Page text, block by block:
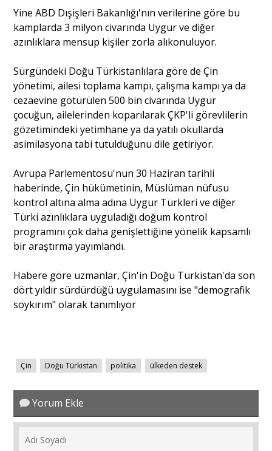
Yine ABD Dışişleri Bakanlığı'nın verilerine göre bu
kamplarda 3 milyon civarında Uygur ve diğer
azınlıklara mensup kişiler zorla alıkonuluyor.
Sürgündeki Doğu Türkistanlılara göre de Çin
yönetimi, ailesi toplama kampı, çalışma kampı ya da
cezaevine götürülen 500 bin civarında Uygur
çocuğun, ailelerinden koparılarak ÇKP'li görevlilerin
gözetimindeki yetimhane ya da yatılı okullarda
asimilasyona tabi tutulduğunu dile getiriyor.
Avrupa Parlementosu'nun 30 Haziran tarihli
haberinde, Çin hükümetinin, Müslüman nüfusu
kontrol altına alma adına Uygur Türkleri ve diğer
Türki azınlıklara uyguladığı doğum kontrol
programını çok daha genişlettiğine yönelik kapsamlı
bir araştırma yayımlandı.
Habere göre uzmanlar, Çin'in Doğu Türkistan'da son
dört yıldır sürdürdüğü uygulamasını ise "demografik
soykırım" olarak tanımlıyor
Çin Doğu Türkistan politika ülkeden destek
Yorum Ekle